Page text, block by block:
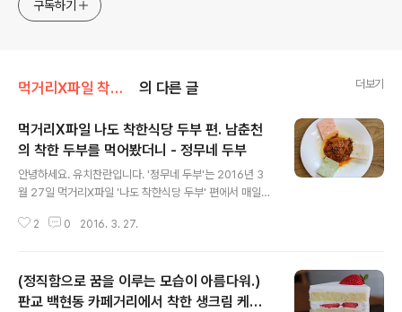
구독하기
먹거리X파일 착한식당 의 다른 글 더보기
먹거리X파일 나도 착한식당 두부 편. 남춘천
의 착한 두부를 먹어봤더니 - 정무네 두부
안녕하세요. 유치찬란입니다. '정무네 두부'는 2016년 3
월 27일 먹거리X파일 '나도 착한식당 두부' 편에서 매일
섯 착한 식당에 선정된 곳입니다. 이번 주 방송될 아이템을
2 0 2016. 3. 27.
(정직함으로 꿈을 이루는 모습이 아름다워.)
판교 백현동 카페거리에서 착한 생크림 케이